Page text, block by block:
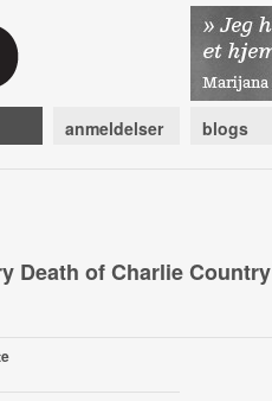
anmeldelser blogs
Death of Charlie